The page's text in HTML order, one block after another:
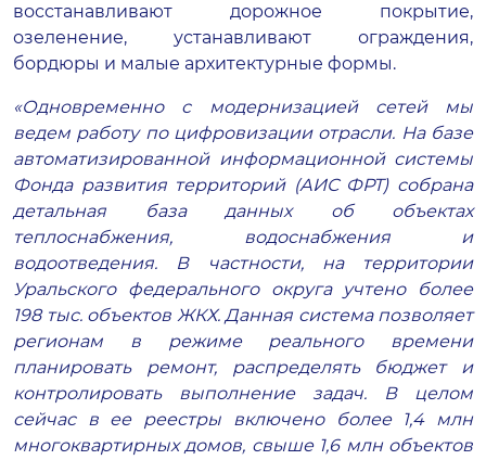
восстанавливают дорожное покрытие,
озеленение, устанавливают ограждения,
бордюры и малые архитектурные формы.
«Одновременно с модернизацией сетей мы
ведем работу по цифровизацииотрасли. На базе
автоматизированной информационной системы
Фонда развития территорий (АИС ФРТ) собрана
детальная база данных об объектах
теплоснабжения, водоснабжения и
водоотведения. В частности, на территории
Уральского федерального округа учтено более
198 тыс. объектов ЖКХ. Данная система позволяет
регионам в режиме реального времени
планировать ремонт, распределять бюджет и
контролировать выполнение задач. В целом
сейчас в ее реестры включено более 1,4 млн
многоквартирных домов, свыше 1,6 млн объектов